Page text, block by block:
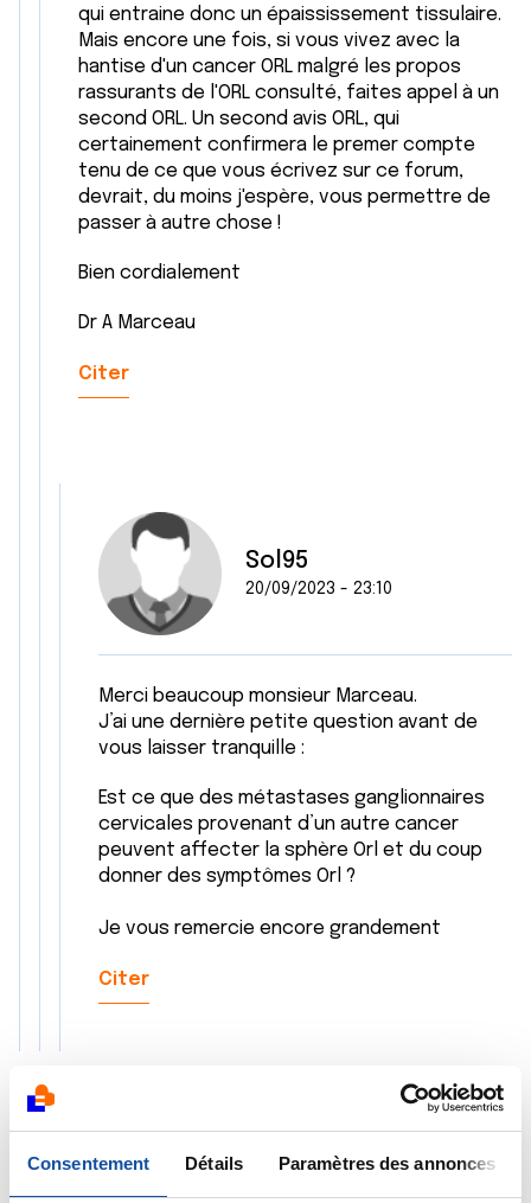
Consentement Détails Paramètres des annonces
qui entraine donc un épaississement tissulaire.
Mais encore une fois, si vous vivez avec la
hantise d'un cancer ORL malgré les propos
rassurants de l'ORL consulté, faites appel à un
second ORL. Un second avis ORL, qui
certainement confirmera le premer compte
tenu de ce que vous écrivez sur ce forum,
devrait, du moins j'espère, vous permettre de
passer à autre chose !
Bien cordialement
Dr A Marceau
Citer
Sol95
20/09/2023 - 23:10
Merci beaucoup monsieur Marceau.
J’ai une dernière petite question avant de
vous laisser tranquille :
Est ce que des métastases ganglionnaires
cervicales provenant d’un autre cancer
peuvent affecter la sphère Orl et du coup
donner des symptômes Orl ?
Je vous remercie encore grandement
Citer
rob
20/09/2023 - 15:34